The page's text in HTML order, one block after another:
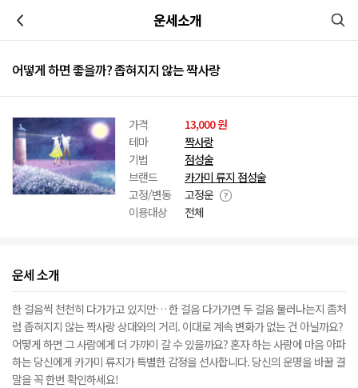
운세소개
어떻게 하면 좋을까? 좁혀지지 않는 짝사랑
가격
13,000 원
테마
짝사랑
기법
점성술
브랜드
카가미 류지 점성술
고정/변동
고정운
이용대상
전체
운세 소개
한 걸음씩 천천히 다가가고 있지만… 한 걸음 다가가면 두 걸음 물러나는지 좀처
럼 좁혀지지 않는 짝사랑 상대와의 거리. 이대로 계속 변화가 없는 건 아닐까요?
어떻게 하면 그 사람에게 더 가까이 갈 수 있을까요? 혼자 하는 사랑에 마음 아파
하는 당신에게 카가미 류지가 특별한 감정을 선사합니다. 당신의 운명을 바꿀 결
말을 꼭 한번 확인하세요!